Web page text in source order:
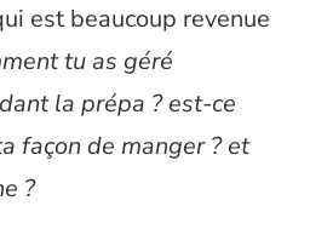
est beaucoup revenue
tu as géré
la prépa ? est-ce
façon de manger ? et
?